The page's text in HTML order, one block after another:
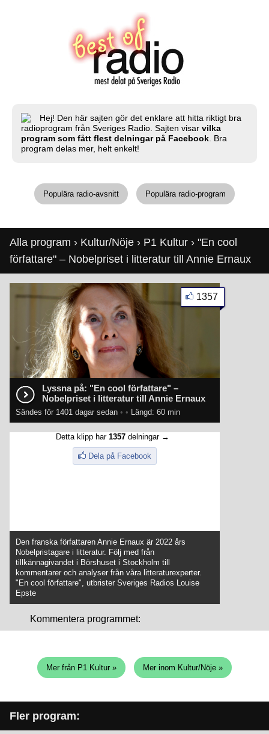
Hej! Den här sajten gör det enklare att hitta riktigt bra
radioprogram från Sveriges Radio. Sajten visar vilka
program som fått flest delningar på Facebook . Bra
program delas mer, helt enkelt!
Populära radio-avsnitt Populära radio-program
Alla program › Kultur/Nöje › P1 Kultur › "En cool
författare" – Nobelpriset i litteratur till Annie Ernaux
Lyssna på: "En cool författare" –
Nobelpriset i litteratur till Annie Ernaux
Sändes för 1401 dagar sedan • • Längd: 60 min
1357
Detta klipp har 1357delningar →
Dela på Facebook
Den franska författaren Annie Ernaux är 2022 års
Nobelpristagare i litteratur. Följ med från
tillkännagivandet i Börshuset i Stockholm till
kommentarer och analyser från våra litteraturexperter.
"En cool författare", utbrister Sveriges Radios Louise
Epste
Kommentera programmet:
Mer från P1 Kultur » Mer inom Kultur/Nöje »
Fler program: